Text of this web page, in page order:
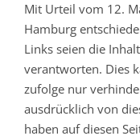
Mit Urteil vom 12.
Hamburg
Links seien die
verantworten. Dies
zufolge nur
ausdrücklich von
haben auf diesen